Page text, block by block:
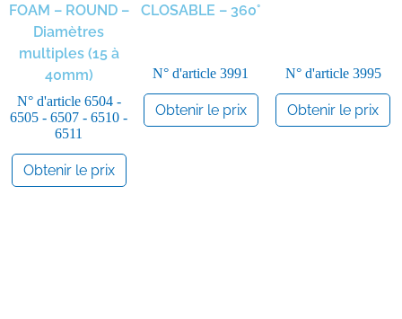
FOAM – ROUND –
Diamètres
multiples (15 à
40mm)
N° d'article 6504 -
6505 - 6507 - 6510 -
6511
Obtenir le prix
CLOSABLE – 360°
N° d'article 3991
Obtenir le prix
N° d'article 3995
Obtenir le prix